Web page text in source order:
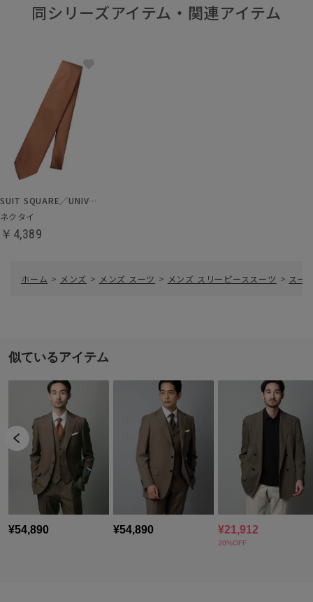
同シリーズアイテム・関連アイテム
SUIT SQUARE／UNIVERSAL LANGUAGE
ネクタイ
￥4,389
ホーム > メンズ > メンズ スーツ > メンズ スリーピーススーツ > スー